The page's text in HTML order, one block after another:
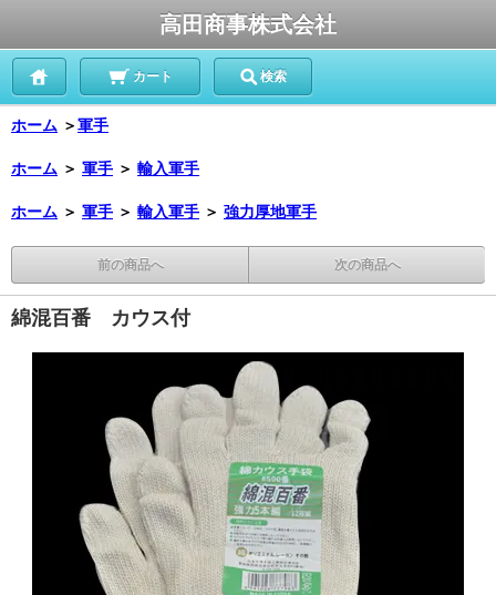
高田商事株式会社
カート 検索
ホーム ＞軍手
ホーム ＞ 軍手 ＞ 輸入軍手
ホーム ＞ 軍手 ＞ 輸入軍手 ＞ 強力厚地軍手
前の商品へ 次の商品へ
綿混百番 カウス付